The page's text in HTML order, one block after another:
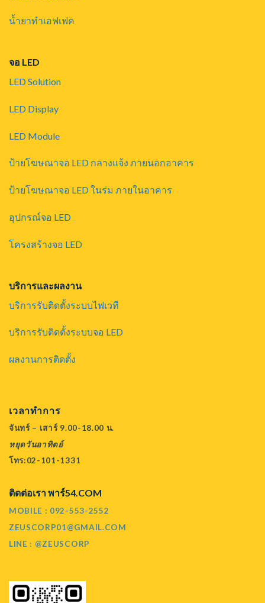
น้ำยาทำเอฟเฟค
จอ LED
LED Solution
LED Display
LED Module
ป้ายโฆษณาจอ LED กลางแจ้ง ภายนอกอาคาร
ป้ายโฆษณาจอ LED ในร่ม ภายในอาคาร
อุปกรณ์จอ LED
โครงสร้างจอ LED
บริการและผลงาน
บริการรับติดตั้งระบบไฟเวที
บริการรับติดตั้งระบบจอ LED
ผลงานการติดตั้ง
เวลาทำการ
จันทร์ – เสาร์ 9.00-18.00 น.
หยุดวันอาทิตย์
โทร:02-101-1331
ติดต่อเรา พาร์54.COM
MOBILE : 092-553-2552
ZEUSCORP01@GMAIL.COM
LINE : @ZEUSCORP